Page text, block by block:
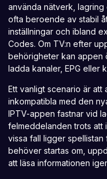
använda nätverk,
ofta beroende av stabil
inställningar och ibland
Codes. Om TV:n efter
behörigheter kan appen
ladda kanaler, EPG eller
Ett vanligt scenario är
inkompatibla med den
IPTV-appen fastnar vid
felmeddelanden trots att
vissa fall ligger
behöver startas om,
att läsa informationen